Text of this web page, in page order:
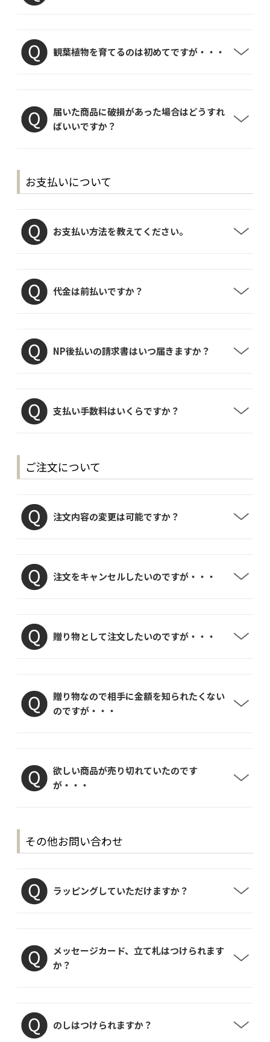
観葉植物を育てるのは初めてですが・・・
届いた商品に破損があった場合はどうすれ
ばいいですか？
お支払いについて
お支払い方法を教えてください。
代金は前払いですか？
NP後払いの請求書はいつ届きますか？
支払い手数料はいくらですか？
ご注文について
注文内容の変更は可能ですか？
注文をキャンセルしたいのですが・・・
贈り物として注文したいのですが・・・
贈り物なので相手に金額を知られたくない
のですが・・・
欲しい商品が売り切れていたのです
が・・・
その他お問い合わせ
ラッピングしていただけますか？
メッセージカード、立て札はつけられます
か？
のしはつけられますか？